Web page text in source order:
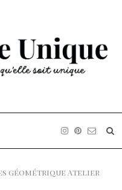
géométrique Atelier